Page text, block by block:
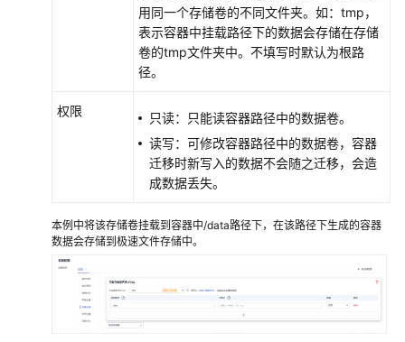
态
存
卷
创
建
用同一个存储卷的不同文件夹。如：tmp，
表示容器中挂载路径下的数据会存储在存储
卷的tmp文件夹中。不填写时默认为根路
径。
权限
只读：只能读容器路径中的数据卷。
读写：可修改容器路径中的数据卷，容器
迁移时新写入的数据不会随之迁移，会造
成数据丢失。
本例中将该存储卷挂载到容器中/data路径下，在该路径下生成的容器
数据会存储到极速文件存储中。